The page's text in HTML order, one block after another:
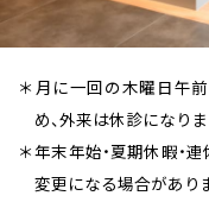
＊月に一回の木曜日午
め、外来は休診になりま
＊年末年始・夏期休暇・
変更になる場合があり